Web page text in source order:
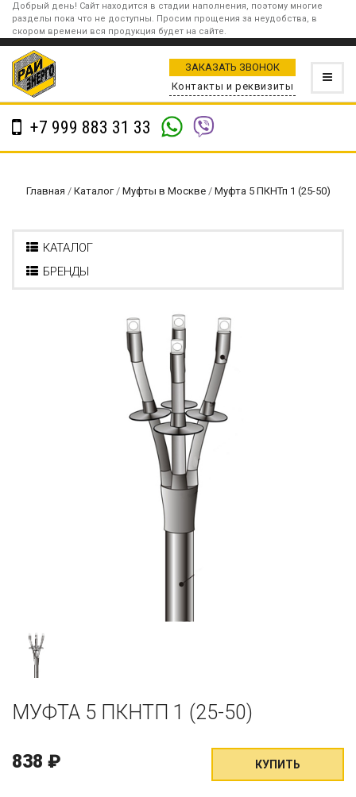
Добрый день! Сайт находится в стадии наполнения, поэтому многие
разделы пока что не доступны. Просим прощения за неудобства, в
скором времени вся продукция будет на сайте.
ЗАКАЗАТЬ ЗВОНОК
Контакты и реквизиты
+7 999 883 31 33
Главная / Каталог / Муфты в Москве / Муфта 5 ПКНТп 1 (25-50)
КАТАЛОГ
БРЕНДЫ
МУФТА 5 ПКНТП 1 (25-50)
838 ₽ КУПИТЬ